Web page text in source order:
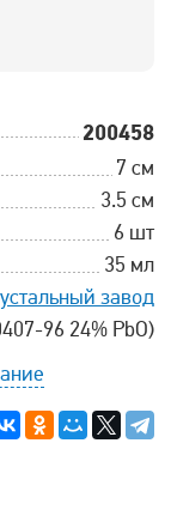
200458
7 см
3.5 см
6 шт
35 мл
завод
96 24% PbO)